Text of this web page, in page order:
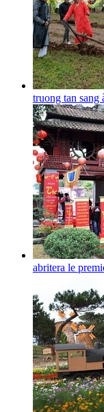
truong tan sang
abritera le